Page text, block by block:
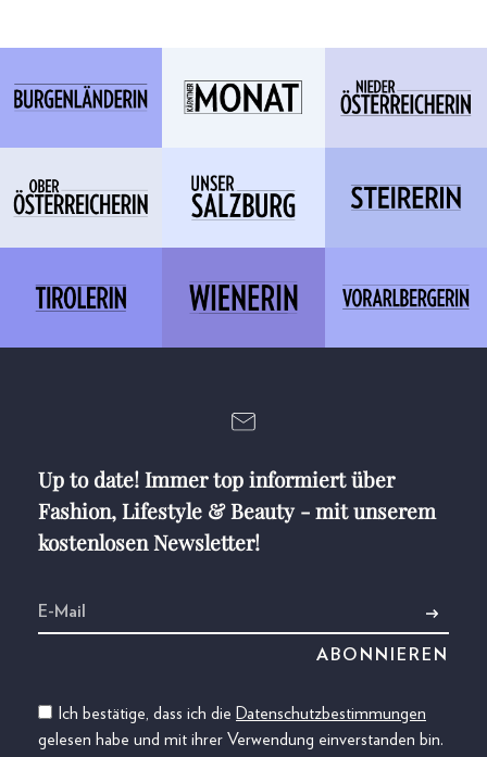
Up to date! Immer top informiert über
Fashion, Lifestyle & Beauty - mit unserem
kostenlosen Newsletter!
Ich bestätige, dass ich die Datenschutzbestimmungen
gelesen habe und mit ihrer Verwendung einverstanden bin.